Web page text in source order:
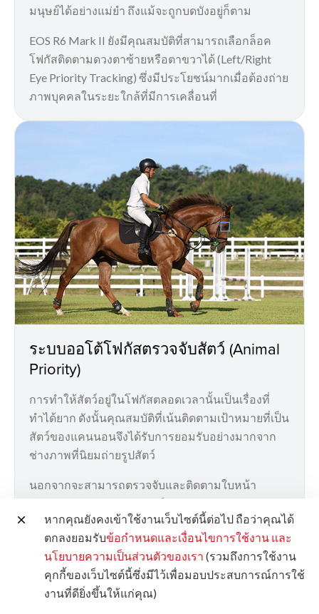
มนุษย์ได้อย่างแม่ยำ ถึงแม้จะถูกบดบังอยู่ก็ตาม
EOS R6 Mark II ยังมีคุณสมบัติที่สามารถเลือกล็อค
โฟกัสติดตามดวงตาซ้ายหรือตาขวาได้ (Left/Right
Eye Priority Tracking) ซึ่งมีประโยชน์มากเมื่อต้องถ่าย
ภาพบุคคลในระยะใกล้ที่มีการเคลื่อนที่
ระบบออโต้โฟกัสตรวจจับสัตว์ (Animal
Priority)
การทำให้สัตว์อยู่ในโฟกัสตลอดเวลานั้นเป็นเรื่องที่
ทำได้ยาก ดังนั้นคุณสมบัติที่เน้นติดตามเป้าหมายที่เป็น
สัตว์ของแคนนอนจึงได้รับการยอมรับอย่างมากจาก
ช่างภาพที่นิยมถ่ายรูปสัตว์
นอกจากจะสามารถตรวจจับและติดตามใบหน้า
ดวงตา และร่างกายของสัตว์ประเภทแมว สุนัข และนก
ยังเพิ่มความสามารถใหม่ในการถ่ายภาพม้าได้อีกด้วย
หากคุณยังคงเข้าใช้งานเว็บไซต์นี้ต่อไป ถือว่าคุณได้
ตกลงยอมรับข้อกำหนดและเงื่อนไขการใช้งาน และ
นโยบายความเป็นส่วนตัวของเรา (รวมถึงการใช้งาน
คุกกี้ของเว็บไซต์นี้ซึ่งมีไว้เพื่อมอบประสบการณ์การใช้
งานที่ดียิ่งขึ้นให้แก่คุณ)